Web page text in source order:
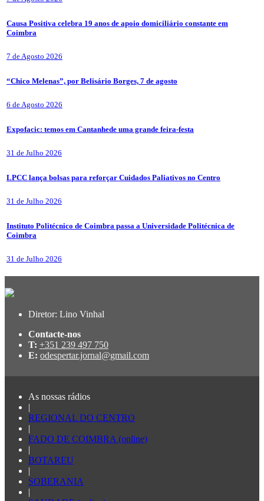
Causa Positiva celebra 19 anos de apoio domiciliário constante em
Coimbra
7 de Agosto 2026
“Chico Melenas”, por Belisário Borges, 7 de agosto
6 de Agosto 2026
Expofacic: temos em Cantanhede uma grande feira-festa
31 de Julho 2026
LPCC lança bolsas para reforçar Cuidados Paliativos no Centro
31 de Julho 2026
Instituto Politécnico de Coimbra passa a Universidade Politécnica de
Coimbra
31 de Julho 2026
Diretor: Lino Vinhal
Contacte-nos
T: +351 239 497 750
E: odespertar.jornal@gmail.com
As nossas rádios
|
REGIONAL DO CENTRO
|
FADO DE COIMBRA (online)
|
BOTAREU
|
SOBERANIA
|